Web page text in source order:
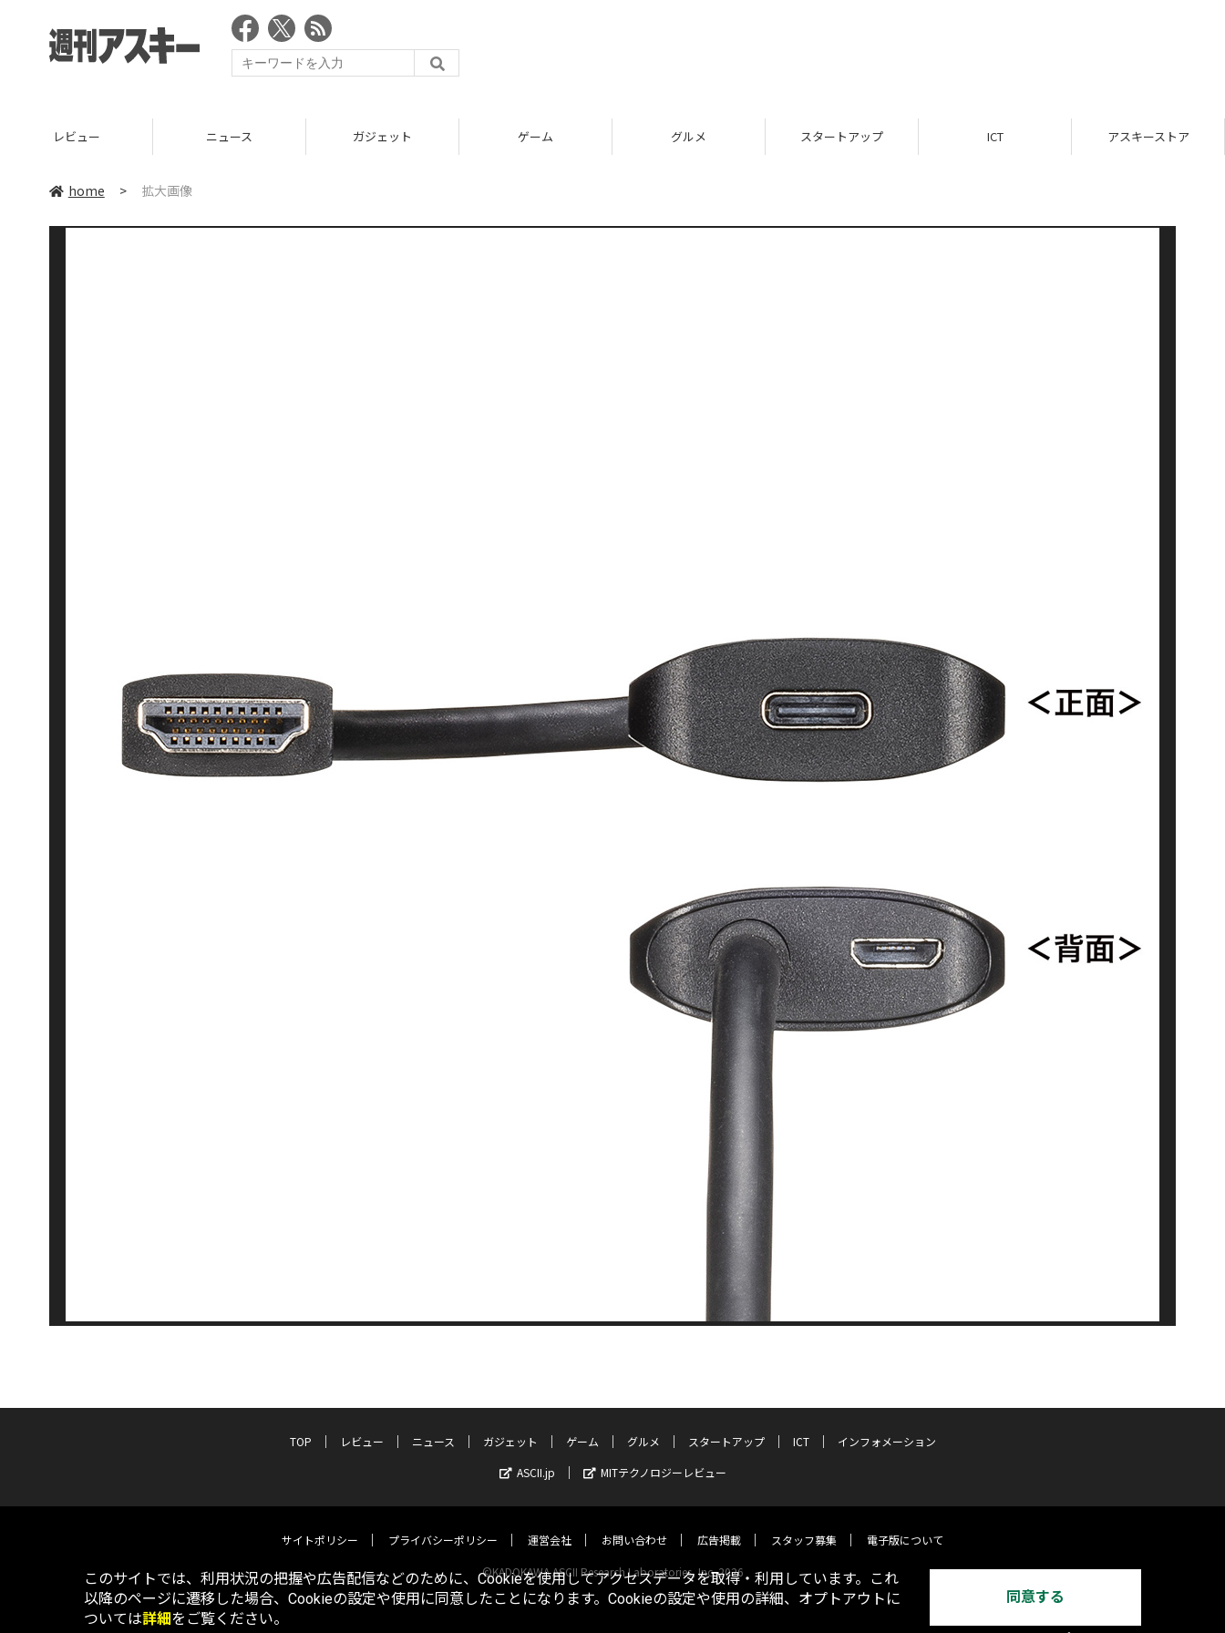
レビュー ニュース ガジェット ゲーム グルメ スタートアップ ICT アスキーストア
home > 拡大画像
TOP レビュー ニュース ガジェット ゲーム グルメ スタートアップ ICT
インフォメーション
ASCII.jp
MITテクノロジーレビュー
サイトポリシー プライバシーポリシー 運営会社 お問い合わせ 広告掲載 スタッフ募集 電子版について
©KADOKAWA ASCII Research Laboratories, Inc. 2026
このサイトでは、利用状況の把握や広告配信などのために、Cookieを使用してアクセスデータを取得・利用しています。これ
以降のページに遷移した場合、Cookieの設定や使用に同意したことになります。Cookieの設定や使用の詳細、オプトアウトに
ついては詳細をご覧ください。
同意する